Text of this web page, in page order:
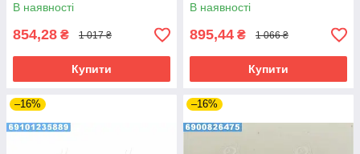
В наявності
854,28 ₴ 1 017 ₴
Купити
В наявності
895,44 ₴ 1 066 ₴
Купити
–16% –16%